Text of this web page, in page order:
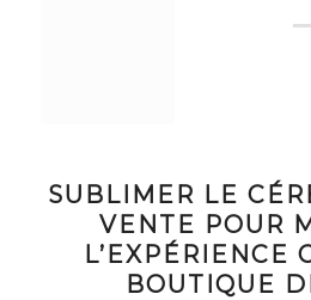
SUBLIMER LE
VENTE POUR
L’EXPÉRIENCE
BOUTIQUE